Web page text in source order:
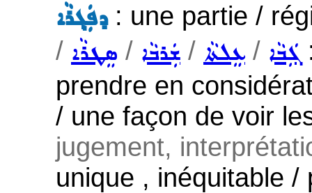
ܕܦܲܓ݂ܪܵܐ: une partie /
/ ܣܸܛܪܵܐ / ܫܲܪܒܵܐ / ܥܸܠܬܵܐ / ܓܲܒܵܐ
prendre en
/ une façon de voir
jugement,
unique , inéquitable